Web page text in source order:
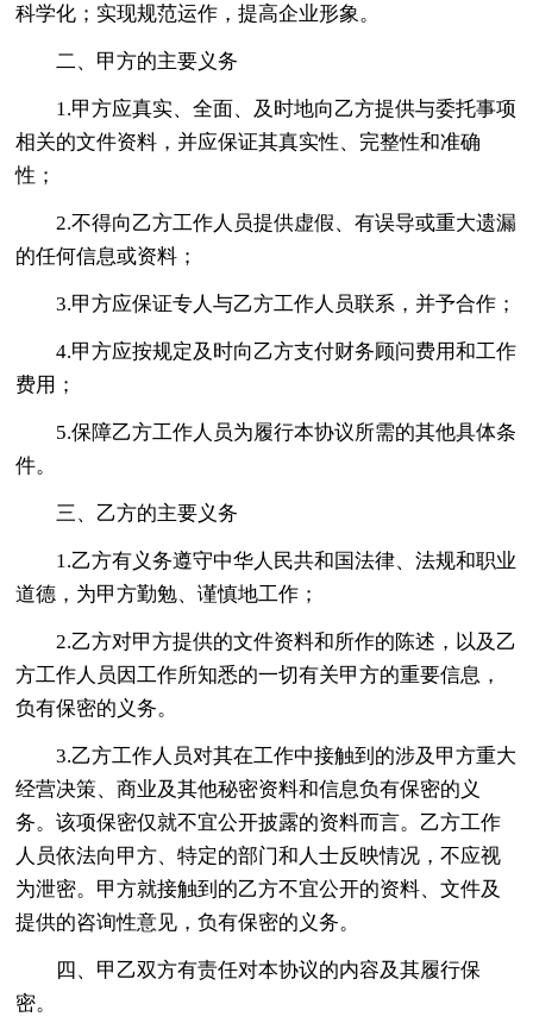
科学化；实现规范运作，提高企业形象。
二、甲方的主要义务
1.甲方应真实、全面、及时地向乙方提供与委托事项
相关的文件资料，并应保证其真实性、完整性和准确
性；
2.不得向乙方工作人员提供虚假、有误导或重大遗漏
的任何信息或资料；
3.甲方应保证专人与乙方工作人员联系，并予合作；
4.甲方应按规定及时向乙方支付财务顾问费用和工作
费用；
5.保障乙方工作人员为履行本协议所需的其他具体条
件。
三、乙方的主要义务
1.乙方有义务遵守中华人民共和国法律、法规和职业
道德，为甲方勤勉、谨慎地工作；
2.乙方对甲方提供的文件资料和所作的陈述，以及乙
方工作人员因工作所知悉的一切有关甲方的重要信息，
负有保密的义务。
3.乙方工作人员对其在工作中接触到的涉及甲方重大
经营决策、商业及其他秘密资料和信息负有保密的义
务。该项保密仅就不宜公开披露的资料而言。乙方工作
人员依法向甲方、特定的部门和人士反映情况，不应视
为泄密。甲方就接触到的乙方不宜公开的资料、文件及
提供的咨询性意见，负有保密的义务。
四、甲乙双方有责任对本协议的内容及其履行保
密。